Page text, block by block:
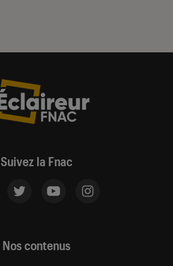
Suivez la Fnac
Nos contenus